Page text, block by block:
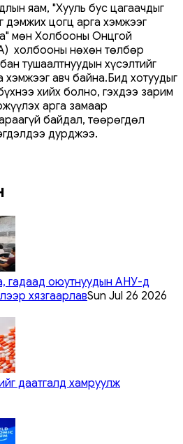
яам, "Хууль бус цагаачдыг
дэмжих цогц арга хэмжээг
мөн Холбооны Онцгой
холбооны нөхөн төлбөр
тушаалтнуудын хүсэлтийг
хэмжээг авч байна.Бид хотуудыг
хийх болно, гэхдээ зарим
арга замаар
байдал, төөрөгдөл
дурджээ.
гадаад оюутнуудын АНУ-д
хязгаарлавSun Jul 26 2026
даатгалд хамруулж